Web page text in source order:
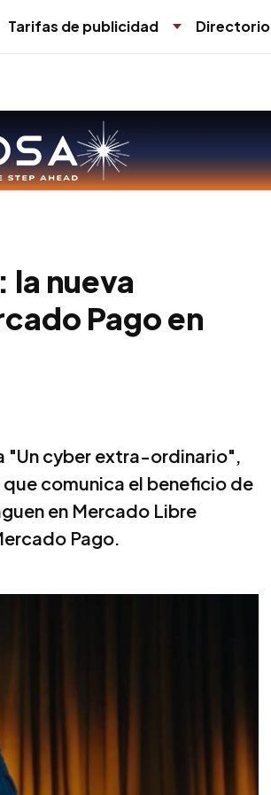
Tarifas de publicidad Directorio
nueva
Pago en
"Un cyber extra-ordinario",
comunica el beneficio de
en Mercado Libre
Pago.